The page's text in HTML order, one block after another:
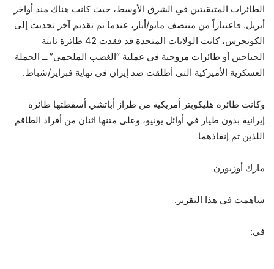
الطائرات المتبقيتين في الشرق الأوسط، حيث كانت هناك منذ أواخر
أبريل. فاعتباراً من منتصف مايو/أيار، عندما تم تقديم آخر تحديث إلى
الكونجرس، كانت الولايات المتحدة قد فقدت 42 طائرة ثابتة
الجناحين أو طائرات مروحية في عملية “الغضب الملحمي” ــ الحملة
العسكرية الأميركية التي أطلقت ضد إيران في نهاية فبراير/شباط.
وكانت طائرة هليكوبتر أمريكية من طراز أباتشي أسقطتها طائرة
إيرانية بدون طيار في أوائل يونيو، وعلى متنها اثنان من أفراد الطاقم
اللذين تم إنقاذهما
مارك أوزبورن
ساهمت في هذا التقرير.
في: